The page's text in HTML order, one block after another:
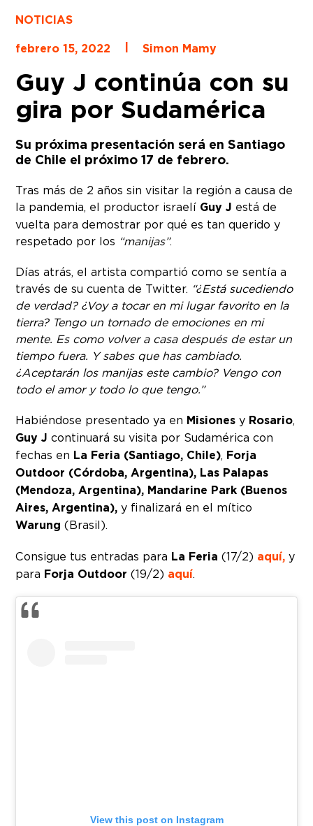
NOTICIAS
febrero 15, 2022
Simon Mamy
Guy J continúa con su
gira por Sudamérica
Su próxima presentación será en Santiago
de Chile el próximo 17 de febrero.
Tras más de 2 años sin visitar la región a causa de
la pandemia, el productor israelí Guy J está de
vuelta para demostrar por qué es tan querido y
respetado por los “manijas”.
Días atrás, el artista compartió como se sentía a
través de su cuenta de Twitter. “¿Está sucediendo
de verdad? ¿Voy a tocar en mi lugar favorito en la
tierra? Tengo un tornado de emociones en mi
mente. Es como volver a casa después de estar un
tiempo fuera. Y sabes que has cambiado.
¿Aceptarán los manijas este cambio? Vengo con
todo el amor y todo lo que tengo.”
Habiéndose presentado ya en Misionesy Rosario,
Guy J continuará su visita por Sudamérica con
fechas en La Feria (Santiago, Chile), Forja
Outdoor (Córdoba, Argentina), Las Palapas
(Mendoza, Argentina), Mandarine Park (Buenos
Aires, Argentina), y finalizará en el mítico
Warung (Brasil).
Consigue tus entradas para La Feria(17/2) aquí, y
para Forja Outdoor (19/2) aquí.
View this post on Instagram